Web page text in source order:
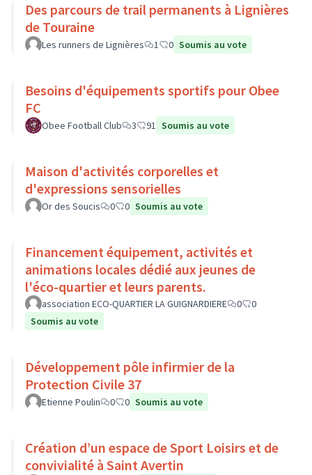
Des parcours de trail permanents à Lignières
de Touraine
Les runners de Lignières 1 0 Soumis au vote
Besoins d'équipements sportifs pour Obee
FC
Obee Football Club 3 91 Soumis au vote
Maison d'activités corporelles et
d'expressions sensorielles
Or des Soucis 0 0 Soumis au vote
Financement équipement, activités et
animations locales dédié aux jeunes de
l'éco-quartier et leurs parents.
association ECO-QUARTIER LA GUIGNARDIERE 0
0
Soumis au vote
Développement pôle infirmier de la
Protection Civile 37
Etienne Poulin 0 0 Soumis au vote
Création d’un espace de Sport Loisirs et de
convivialité à Saint Avertin